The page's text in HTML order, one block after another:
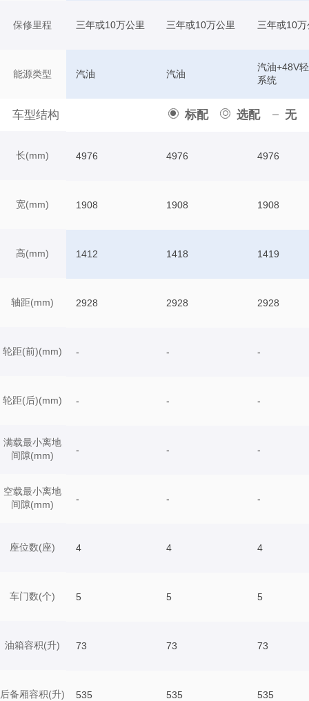
保修里程
能源类型
车型结构 标配 选配 无
长(mm)
宽(mm)
高(mm)
轴距(mm)
轮距(前)(mm)
轮距(后)(mm)
满载最小离地
间隙(mm)
空载最小离地
间隙(mm)
座位数(座)
车门数(个)
油箱容积(升)
后备厢容积(升)
三年或10万公里 三年或10万公里 三年或10万
汽油 汽油
汽油+48V
系统
4976 4976 4976
1908 1908 1908
1412 1418 1419
2928 2928 2928
- - -
- - -
- - -
- - -
4 4 4
5 5 5
73 73 73
535 535 535